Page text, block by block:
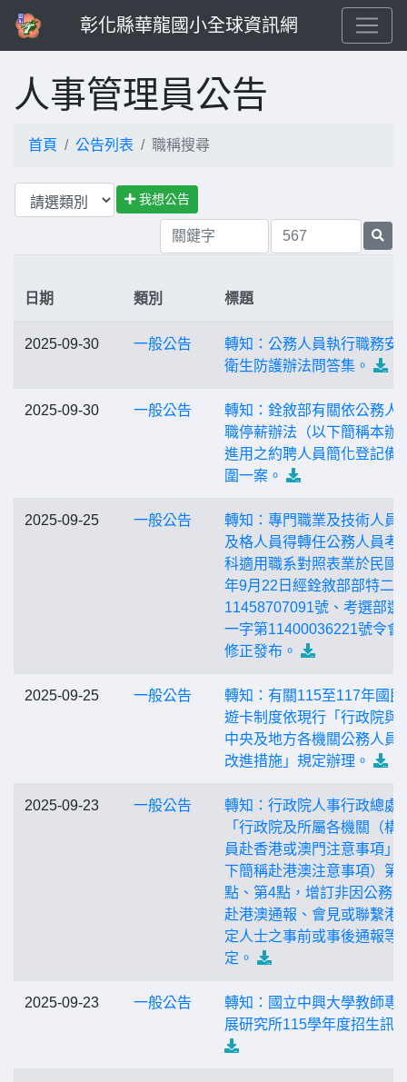
彰化縣華龍國小全球資訊網
人事管理員公告
首頁 公告列表 職稱搜尋
我想公告
日期 類別 標題
2025-09-30 一般公告
轉知：公務人員執行職務安
衛生防護辦法問答集。
2025-09-30 一般公告
轉知：銓敘部有關依公務人
職停薪辦法（以下簡稱本辦
進用之約聘人員簡化登記備
圍一案。
2025-09-25 一般公告
轉知：專門職業及技術人員
及格人員得轉任公務人員考
科適用職系對照表業於民國
年9月22日經銓敘部部特二
11458707091號、考選部選
一字第11400036221號令會
修正發布。
2025-09-25 一般公告
轉知：有關115至117年國民
遊卡制度依現行「行政院與
中央及地方各機關公務人員
改進措施」規定辦理。
2025-09-23 一般公告
轉知：行政院人事行政總處
「行政院及所屬各機關（構
員赴香港或澳門注意事項」
下簡稱赴港澳注意事項）第3
點、第4點，增訂非因公務
赴港澳通報、會見或聯繫港
定人士之事前或事後通報等
定。
2025-09-23 一般公告
轉知：國立中興大學教師專
展研究所115學年度招生訊